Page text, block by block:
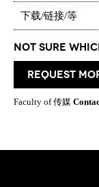
下载/链接/等
Not Sure
request
Faculty of 传媒